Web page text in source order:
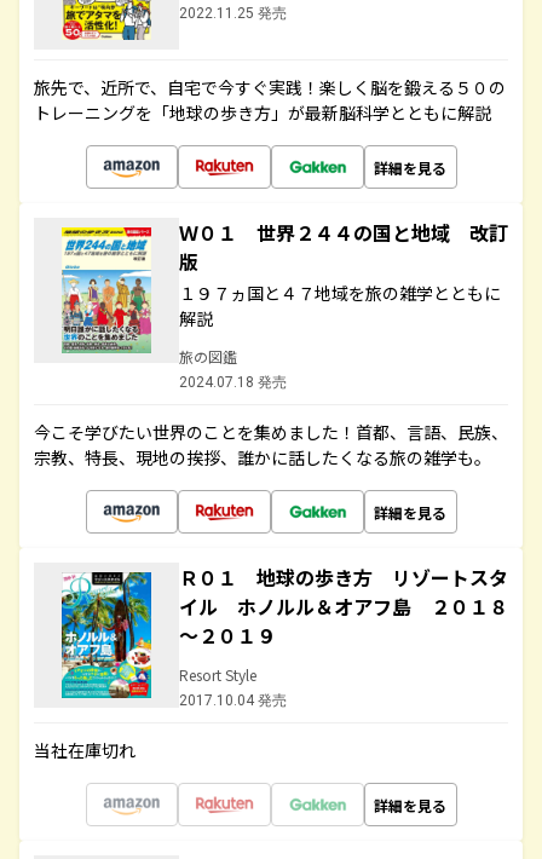
2022.11.25 発売
旅先で、近所で、自宅で今すぐ実践！楽しく脳を鍛える５０の
トレーニングを「地球の歩き方」が最新脳科学とともに解説
詳細を見る
Ｗ０１ 世界２４４の国と地域 改訂
版
１９７ヵ国と４７地域を旅の雑学とともに
解説
旅の図鑑
2024.07.18 発売
今こそ学びたい世界のことを集めました！首都、言語、民族、
宗教、特長、現地の挨拶、誰かに話したくなる旅の雑学も。
詳細を見る
Ｒ０１ 地球の歩き方 リゾートスタ
イル ホノルル＆オアフ島 ２０１８
～２０１９
Resort Style
2017.10.04 発売
当社在庫切れ
詳細を見る